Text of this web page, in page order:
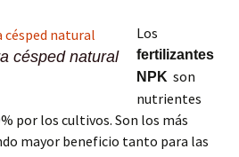
césped natural
Los
fertilizantes
NPK son
nutrientes
por los cultivos. Son los más
mayor beneficio tanto para las